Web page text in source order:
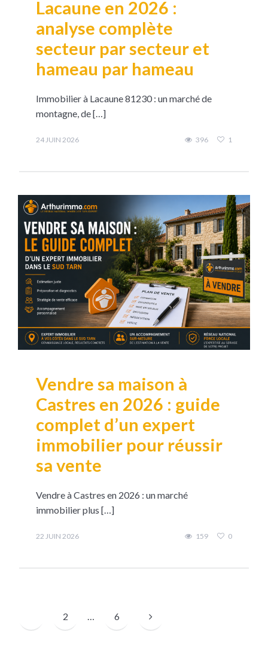
Lacaune en 2026 :
analyse complète
secteur par secteur et
hameau par hameau
Immobilier à Lacaune 81230 : un marché de
montagne, de […]
24 JUIN 2026 396 1
Vendre sa maison à
Castres en 2026 : guide
complet d’un expert
immobilier pour réussir
sa vente
Vendre à Castres en 2026 : un marché
immobilier plus […]
22 JUIN 2026 159 0
2 … 6